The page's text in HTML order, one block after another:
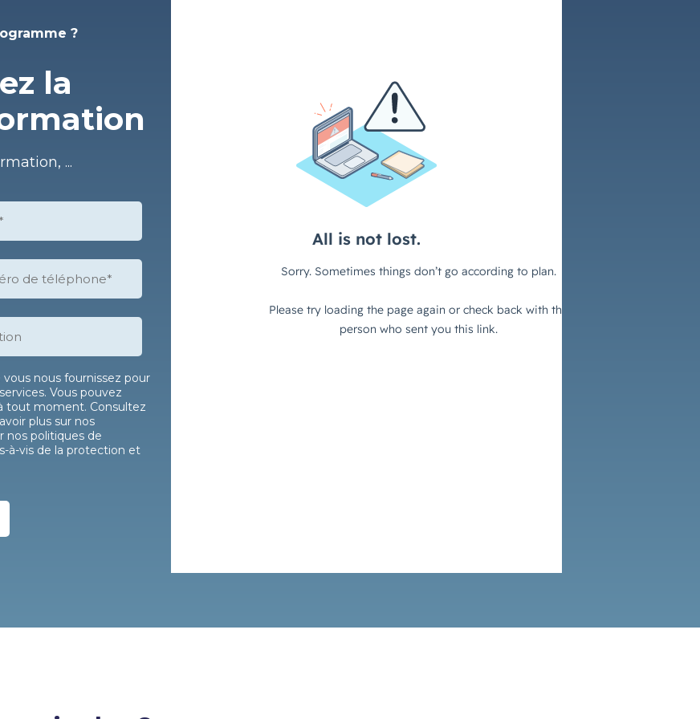
?
la
...
vous nous fournissez pour
Vous pouvez
tout moment. Consultez
plus sur nos
nos politiques de
à-vis de la protection et